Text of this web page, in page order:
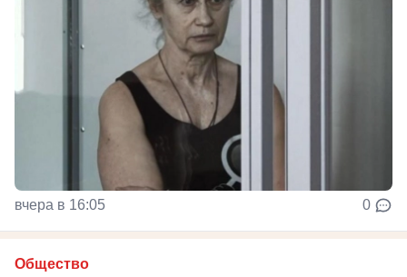
вчера в 16:05 0
Общество